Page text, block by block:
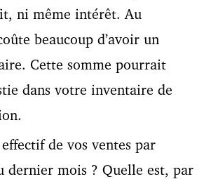
ni même intérêt. Au
beaucoup d’avoir un
Cette somme pourrait
dans votre inventaire de
de vos ventes par
dernier mois ? Quelle est, par